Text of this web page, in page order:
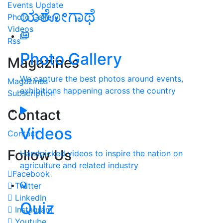
ಯಶೋಗಾಥೆ
Photo Gallery
We capture the best photos around events,
exhibitions happening across the country
Videos
Handpicked videos to inspire the nation on
agriculture and related industry
Quiz
Events Update
Photo Gallery
Videos
Rss
Magazines
Magazines
Subscription
Contact
Contact
Follow Us
Facebook
Twitter
LinkedIn
Instagram